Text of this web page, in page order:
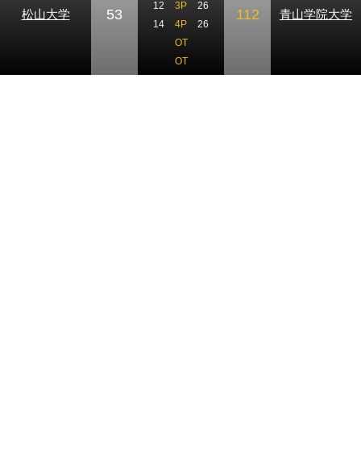
松山大学 53
12
3P
26
14
4P
26
OT
OT
112 青山学院大学